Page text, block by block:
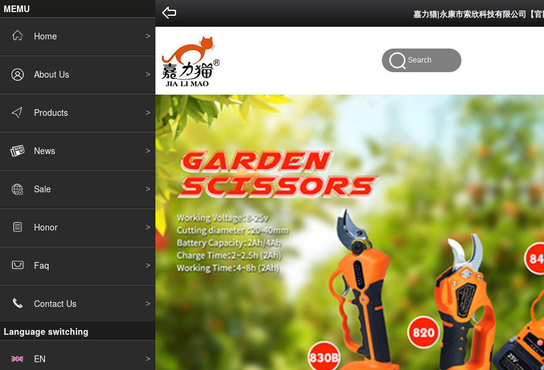
嘉力猫|永康市索欣科技有限公司【
MEMU
Home
About Us
Products
News
Sale
Honor
Faq
Contact Us
Language switching
EN